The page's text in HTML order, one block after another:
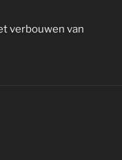
verbouwen van